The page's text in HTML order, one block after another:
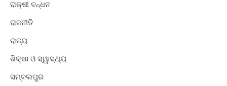
ରାକ୍ଷୀ ବନ୍ଧନ
ରାଜନୀତି
ରାଜ୍ୟ
ଶିକ୍ଷା ଓ ସ୍ୱାସ୍ଥ୍ୟ
ସମ୍ବଲପୁର